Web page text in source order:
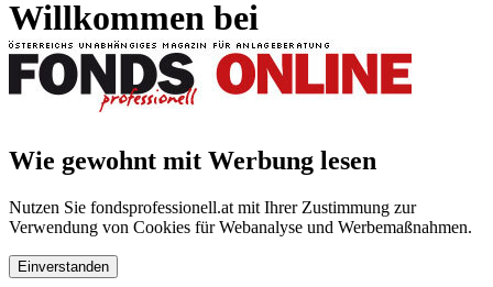
Willkommen bei
Wie gewohnt mit Werbung lesen
Nutzen Sie fondsprofessionell.at mit Ihrer Zustimmung zur
Verwendung von Cookies für Webanalyse und Werbemaßnahmen.
Einverstanden